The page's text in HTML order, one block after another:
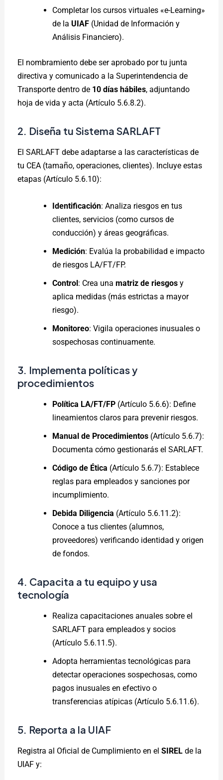
Completar los cursos virtuales «e-Learning»
de la UIAF(Unidad de Información y
Análisis Financiero).
El nombramiento debe ser aprobado por tu junta
directiva y comunicado a la Superintendencia de
Transporte dentro de 10 días hábiles, adjuntando
hoja de vida y acta (Artículo 5.6.8.2).
2. Diseña tu Sistema SARLAFT
El SARLAFT debe adaptarse a las características de
tu CEA (tamaño, operaciones, clientes). Incluye estas
etapas (Artículo 5.6.10):
Identificación: Analiza riesgos en tus
clientes, servicios (como cursos de
conducción) y áreas geográficas.
Medición: Evalúa la probabilidad e impacto
de riesgos LA/FT/FP.
Control: Crea una matriz de riesgosy
aplica medidas (más estrictas a mayor
riesgo).
Monitoreo: Vigila operaciones inusuales o
sospechosas continuamente.
3. Implementa políticas y
procedimientos
Política LA/FT/FP(Artículo 5.6.6): Define
lineamientos claros para prevenir riesgos.
Manual de Procedimientos(Artículo 5.6.7):
Documenta cómo gestionarás el SARLAFT.
Código de Ética (Artículo 5.6.7): Establece
reglas para empleados y sanciones por
incumplimiento.
Debida Diligencia (Artículo 5.6.11.2):
Conoce a tus clientes (alumnos,
proveedores) verificando identidad y origen
de fondos.
4. Capacita a tu equipo y usa
tecnología
Realiza capacitaciones anuales sobre el
SARLAFT para empleados y socios
(Artículo 5.6.11.5).
Adopta herramientas tecnológicas para
detectar operaciones sospechosas, como
pagos inusuales en efectivo o
transferencias atípicas (Artículo 5.6.11.6).
5. Reporta a la UIAF
Registra al Oficial de Cumplimiento en elSIREL de la
UIAF y: